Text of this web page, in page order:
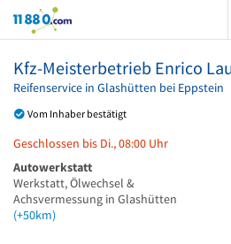
11880.com
Kfz-Meisterbetrieb Enrico
Reifenservice in Glashütten bei Eppstein
Vom Inhaber bestätigt
Geschlossen bis Di., 08:00 Uhr
Autowerkstatt
Werkstatt, Ölwechsel &
Achsvermessung in Glashütten
(+50km)